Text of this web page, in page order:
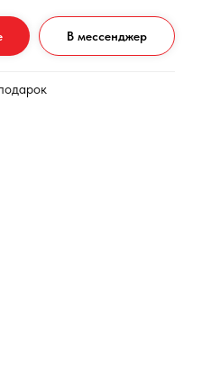
В мессенджер